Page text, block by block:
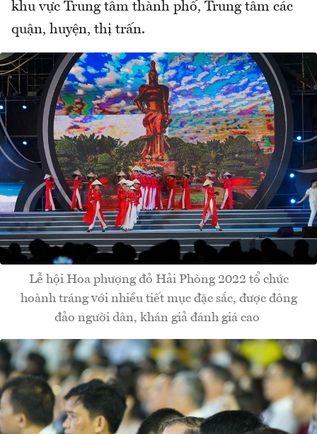
khu vực Trung tâm thành phố, Trung tâm các
quận, huyện, thị trấn.
Lễ hội Hoa phượng đỏ Hải Phòng 2022 tổ chức
hoành tráng với nhiều tiết mục đặc sắc, được đông
đảo người dân, khán giả đánh giá cao